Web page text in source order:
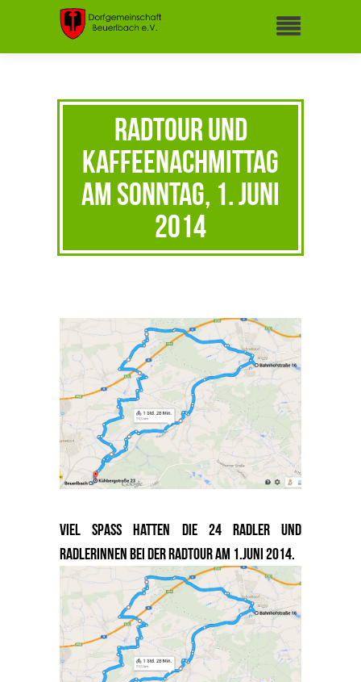
Radtour und
Kaffeenachmittag
am Sonntag, 1. Juni
2014
Viel Spass hatten die 24 Radler und
Radlerinnen bei der Radtour am 1.Juni 2014.